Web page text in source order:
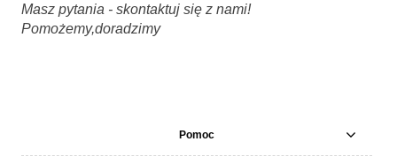
Masz pytania - skontaktuj się z nami!
Pomożemy,doradzimy
Pomoc